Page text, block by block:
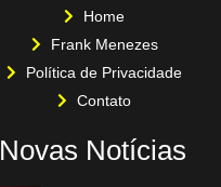
Home
Frank Menezes
Política de Privacidade
Contato
Novas Notícias